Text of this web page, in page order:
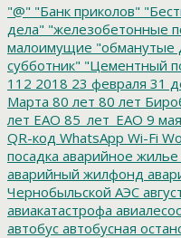
"@" "Банк приколов"
дела" "железобетонные
малоимущие "обманутые
субботник" "Цементный
112 2018 23 февраля 31
Марта 80 лет 80 лет
лет ЕАО 85_лет_ЕАО 9 мая
QR-код WhatsApp Wi-Fi
посадка аварийное жилье
аварийный жилфонд
Чернобыльской АЭС
авиакатастрофа
автобус автобусная